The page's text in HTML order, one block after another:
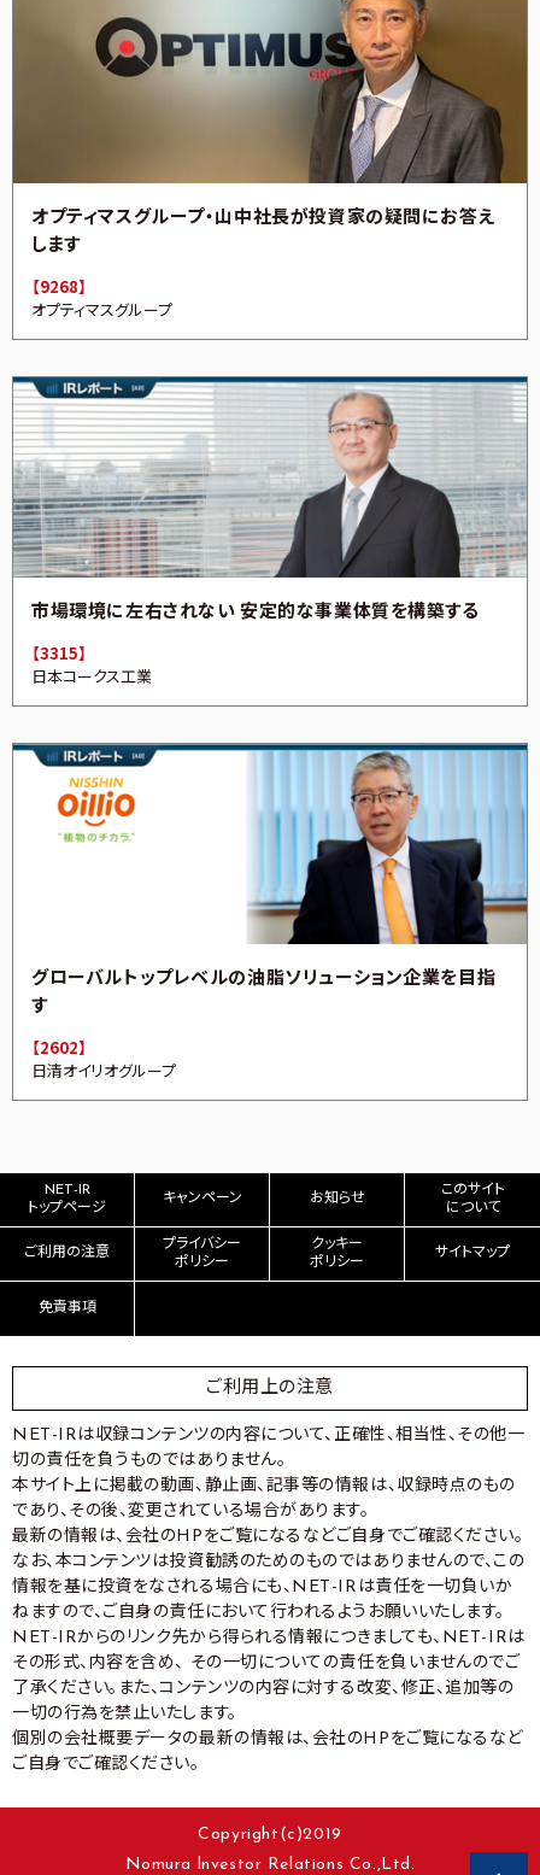
オプティマスグループ・山中社長が投資家の疑問にお答え
します
【9268】
オプティマスグループ
市場環境に左右されない 安定的な事業体質を構築する
【3315】
日本コークス工業
グローバルトップレベルの油脂ソリューション企業を目指
す
【2602】
日清オイリオグループ
NET-IR
トップページ
キャンペーン お知らせ
このサイト
について
ご利用の注意
プライバシー
ポリシー
クッキー
ポリシー
サイトマップ
免責事項
ご利用上の注意
NET-IRは収録コンテンツの内容について、正確性、相当性、その他一
切の責任を負うものではありません。
本サイト上に掲載の動画、静止画、記事等の情報は、収録時点のもの
であり、その後、変更されている場合があります。
最新の情報は、会社のHPをご覧になるなどご自身でご確認ください。
なお、本コンテンツは投資勧誘のためのものではありませんので、この
情報を基に投資をなされる場合にも、NET-IRは責任を一切負いか
ねますので、ご自身の責任において行われるようお願いいたします。
NET-IRからのリンク先から得られる情報につきましても、NET-IRは
その形式、内容を含め、 その一切についての責任を負いませんのでご
了承ください。また、コンテンツの内容に対する改変、修正、追加等の
一切の行為を禁止いたします。
個別の会社概要データの最新の情報は、会社のHPをご覧になるなど
ご自身でご確認ください。
Copyright(c)2019
Nomura lnvestor Relations Co.,Ltd.